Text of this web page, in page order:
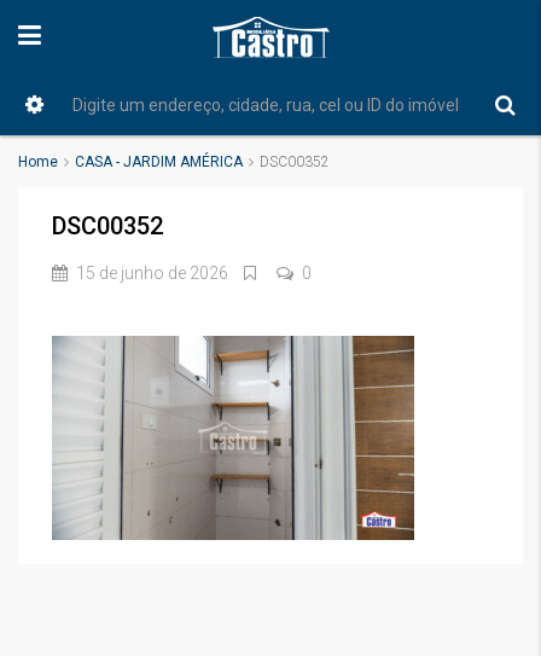
Home CASA - JARDIM AMÉRICA DSC00352
DSC00352
15 de junho de 2026 0